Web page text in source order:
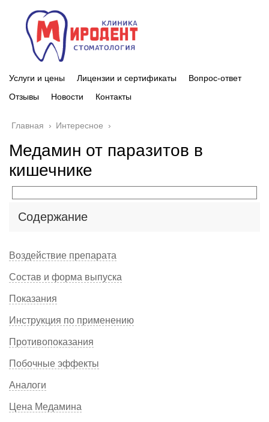
Услуги и цены Лицензии и сертификаты
Вопрос-ответ
Отзывы
Новости Контакты
Главная › Интересное ›
Медамин от паразитов в
кишечнике
Содержание
Воздействие препарата
Состав и форма выпуска
Показания
Инструкция по применению
Противопоказания
Побочные эффекты
Аналоги
Цена Медамина